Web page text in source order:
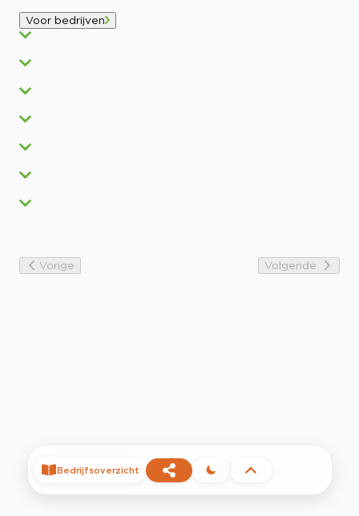
Voor bedrijven
Vorige Volgende
Bedrijfsoverzicht